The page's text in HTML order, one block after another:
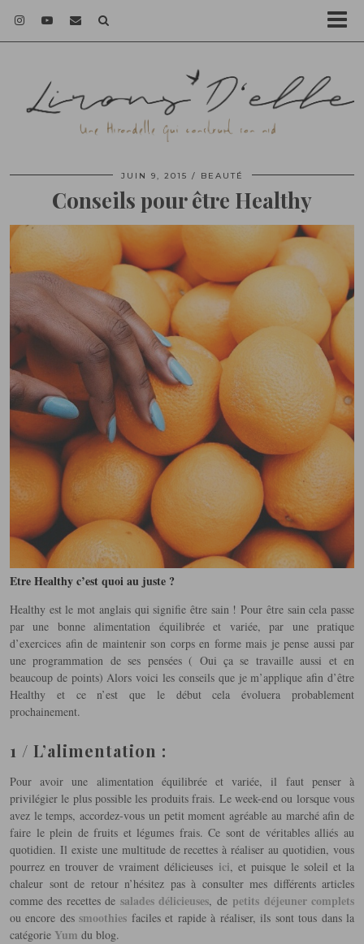
JUIN 9, 2015 BEAUTÉ
Conseils pour être Healthy
Etre Healthy c’est quoi au juste ?
Healthy est le mot anglais qui signifie être sain ! Pour être sain cela passe
par une bonne alimentation équilibrée et variée, par une pratique
d’exercices afin de maintenir son corps en forme mais je pense aussi par
une programmation de ses pensées ( Oui ça se travaille aussi et en
beaucoup de points) Alors voici les conseils que je m’applique afin d’être
Healthy et ce n’est que le début cela évoluera probablement
prochainement.
1 / L’alimentation :
Pour avoir une alimentation équilibrée et variée, il faut penser à
privilégier le plus possible les produits frais. Le week-end ou lorsque vous
avez le temps, accordez-vous un petit moment agréable au marché afin de
faire le plein de fruits et légumes frais. Ce sont de véritables alliés au
quotidien. Il existe une multitude de recettes à réaliser au quotidien, vous
pourrez en trouver de vraiment délicieuses ici, et puisque le soleil et la
chaleur sont de retour n’hésitez pas à consulter mes différents articles
comme des recettes de salades délicieuses, de petits déjeuner complets
ou encore dessmoothies faciles et rapide à réaliser, ils sont tous dans la
catégorie Yum du blog.